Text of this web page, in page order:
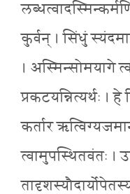
कुर्वन् । सिंधुं
। अस्मिन्सोमयागे
प्रकटयन्नित्यर्थः । हे
कर्तार
त्वामुपस्थितवंतः ।